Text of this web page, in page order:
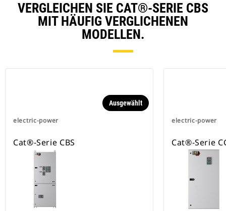
VERGLEICHEN SIE CAT®-SERIE CBS
MIT HÄUFIG VERGLICHENEN
MODELLEN.
electric-power
Ausgewählt
Cat®-Serie CBS
electric-power
Cat®-Serie